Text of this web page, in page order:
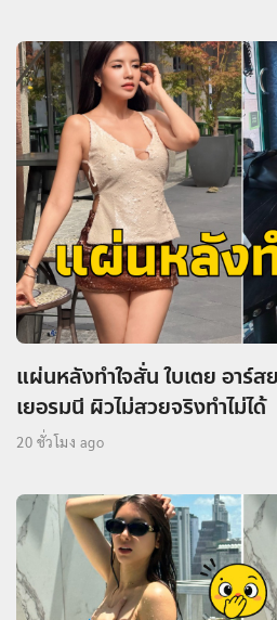
แผ่นหลังทำใจสั่น ใบเตย อาร์
เยอรมนี ผิวไม่สวยจริงทำไม่ได้
20 ชั่วโมง ago